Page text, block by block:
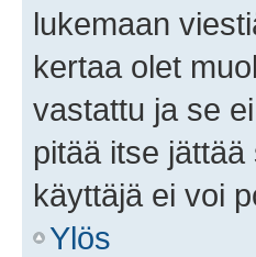
lukemaan
kertaa olet
vastattu ja se
pitää itse
käyttäjä ei voi
Ylös